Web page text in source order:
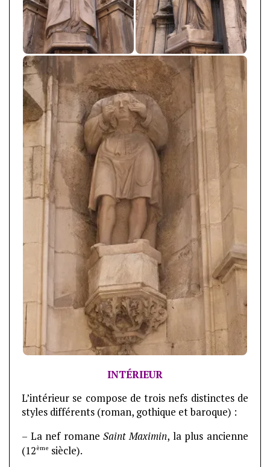
INTÉRIEUR
L’intérieur se compose de trois nefs distinctes de
styles différents (roman, gothique et baroque) :
– La nef romane Saint Maximin, la plus ancienne
(12ème siècle).